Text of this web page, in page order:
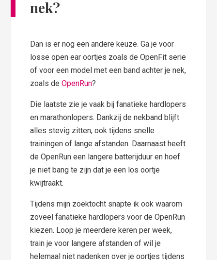
nek?
Dan is er nog een andere keuze. Ga je voor
losse open ear oortjes zoals de OpenFit serie
of voor een model met een band achter je nek,
zoals deOpenRun?
Die laatste zie je vaak bij fanatieke hardlopers
en marathonlopers. Dankzij de nekband blijft
alles stevig zitten, ook tijdens snelle
trainingen of lange afstanden. Daarnaast heeft
de OpenRun een langere batterijduur en hoef
je niet bang te zijn dat je een los oortje
kwijtraakt.
Tijdens mijn zoektocht snapte ik ook waarom
zoveel fanatieke hardlopers voor de OpenRun
kiezen. Loop je meerdere keren per week,
train je voor langere afstanden of wil je
helemaal niet nadenken over je oortjes tijdens